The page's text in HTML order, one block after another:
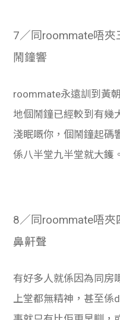
7／同roommate唔夾
鬧鐘響
roommate永遠訓到黃
地個鬧鐘已經較到有幾
淺眠嘅你，個鬧鐘起碼
係八半堂九半堂就大鑊。
8／同roommate唔
鼻鼾聲
有好多人就係因為同房
上堂都無精神，甚至係